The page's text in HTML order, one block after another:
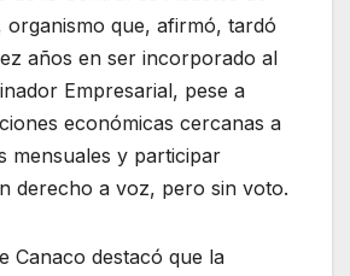
organismo que, afirmó, tardó
años en ser incorporado al
Empresarial, pese a
económicas cercanas a
mensuales y participar
derecho a voz, pero sin voto.
Canaco destacó que la